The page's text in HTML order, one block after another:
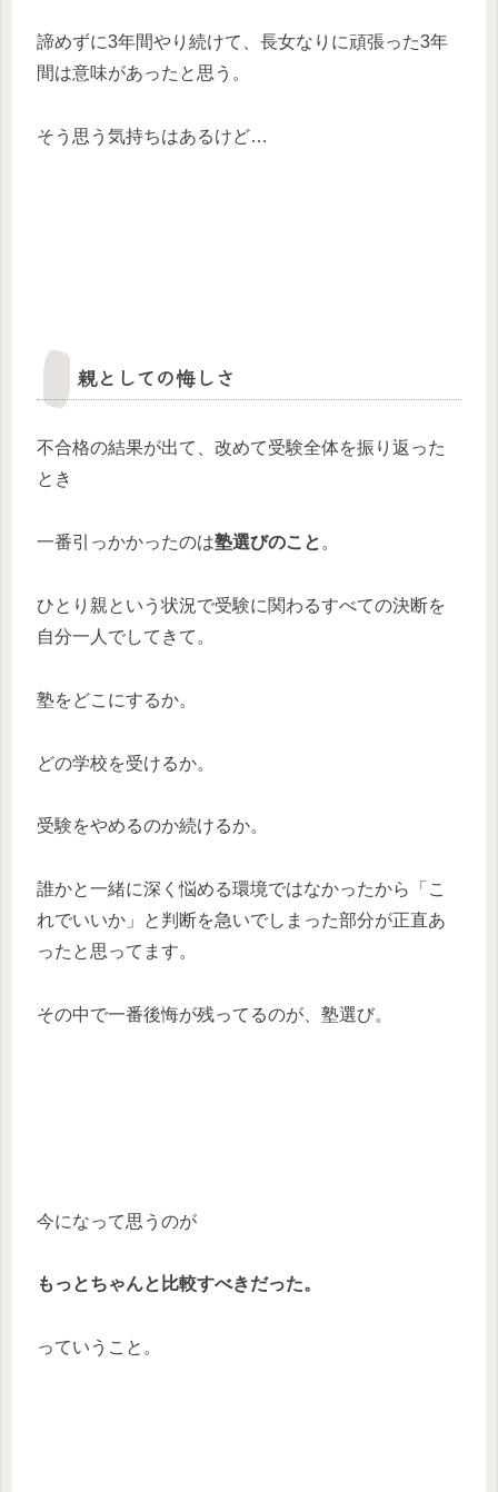
諦めずに3年間やり続けて、長女なりに頑張った3年
間は意味があったと思う。
そう思う気持ちはあるけど…
親としての悔しさ
不合格の結果が出て、改めて受験全体を振り返った
とき
一番引っかかったのは塾選びのこと 。
ひとり親という状況で受験に関わるすべての決断を
自分一人でしてきて。
塾をどこにするか。
どの学校を受けるか。
受験をやめるのか続けるか。
誰かと一緒に深く悩める環境ではなかったから「こ
れでいいか」と判断を急いでしまった部分が正直あ
ったと思ってます。
その中で一番後悔が残ってるのが、塾選び。
今になって思うのが
もっとちゃんと比較すべきだった。
っていうこと。